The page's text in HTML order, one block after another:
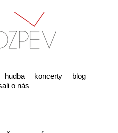
hudba koncerty
blog
o nás